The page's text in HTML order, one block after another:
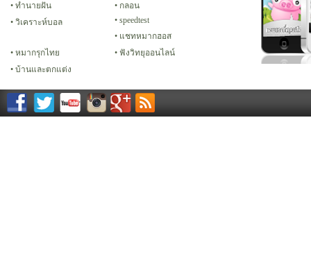
ทํานายฝัน
กลอน
วิเคราะห์บอล
speedtest
แชทหมากฮอส
หมากรุกไทย
ฟังวิทยุออนไลน์
บ้านและตกแต่ง